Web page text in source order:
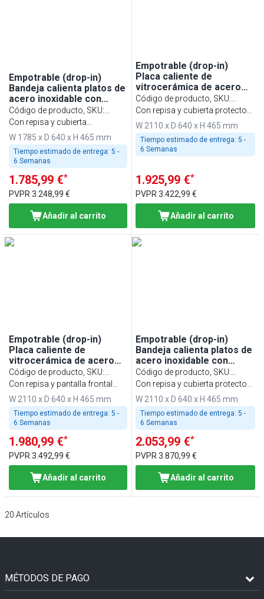
Empotrable (drop-in)
Bandeja calienta platos de
acero inoxidable con
superficie de vidrio
templado - 1785mm -
2,25kW - apta para GN 1/1
- con vidrio protector
Código de producto, SKU:
WA186D
Con repisa y cubierta
protectora de cristal de dos
caras
W 1785 x D 640 x H 465 mm
Tiempo estimado de entrega: 5 -
6 Semanas
1.785,99 €*
PVPR 3.248,99 €
Añadir al carrito
Empotrable (drop-in)
Placa caliente de
vitrocerámica de acero
inoxidable con superficie
de vidrio templado -
2110mm - 6x GN 1/1 -
2,7kW - con vidrio
protector
Código de producto, SKU:
WA216B
Con repisa y cubierta protectora
de cristal de una cara
W 2110 x D 640 x H 465 mm
Tiempo estimado de entrega: 5 -
6 Semanas
1.925,99 €*
PVPR3.422,99 €
Añadir al carrito
Empotrable (drop-in)
Placa caliente de
vitrocerámica de acero
inoxidable - 2110mm - 6x
GN 1/1 - 2,7kW - con vidrio
protector
Código de producto, SKU:
WA216C
Con repisa y pantalla frontal
redondeada
W 2110 x D 640 x H 465 mm
Tiempo estimado de entrega: 5 -
6 Semanas
1.980,99 €*
PVPR 3.492,99 €
Añadir al carrito
Empotrable (drop-in)
Bandeja calienta platos de
acero inoxidable con
superficie de vidrio
templado - 2110mm - 6x
GN 1/1 - 2,7kW - con vidrio
protector
Código de producto, SKU:
WA216D
Con repisa y cubierta protectora
de cristal de dos caras
W 2110 x D 640 x H 465 mm
Tiempo estimado de entrega: 5 -
6 Semanas
2.053,99 €*
PVPR3.870,99 €
Añadir al carrito
20 Artículos
MÉTODOS DE PAGO